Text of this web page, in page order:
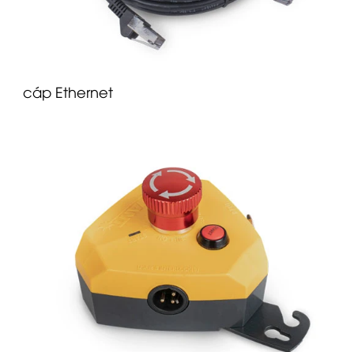
cáp Ethernet